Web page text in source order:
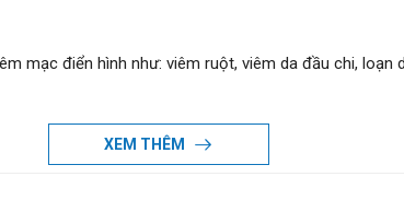
mạc điển hình như: viêm ruột, viêm da đầu chi,
XEM THÊM